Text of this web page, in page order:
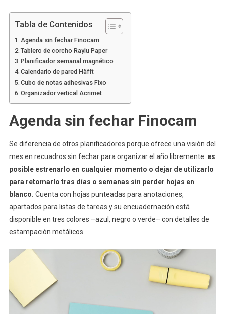
Tabla de Contenidos
Agenda sin fechar Finocam
Tablero de corcho Raylu Paper
Planificador semanal magnético
Calendario de pared Häfft
Cubo de notas adhesivas Fixo
Organizador vertical Acrimet
Agenda sin fechar Finocam
Se diferencia de otros planificadores porque ofrece una visión del
mes en recuadros sin fechar para organizar el año libremente: es
posible estrenarlo en cualquier momento o dejar de utilizarlo
para retomarlo tras días o semanas sin perder hojas en
blanco. Cuenta con hojas punteadas para anotaciones,
apartados para listas de tareas y su encuadernación está
disponible en tres colores –azul, negro o verde– con detalles de
estampación metálicos.